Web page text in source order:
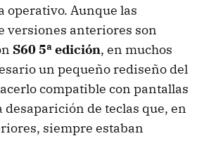
operativo. Aunque las
versiones anteriores son
S60 5ª edición, en muchos
un pequeño rediseño del
compatible con pantallas
desaparición de teclas que, en
siempre estaban